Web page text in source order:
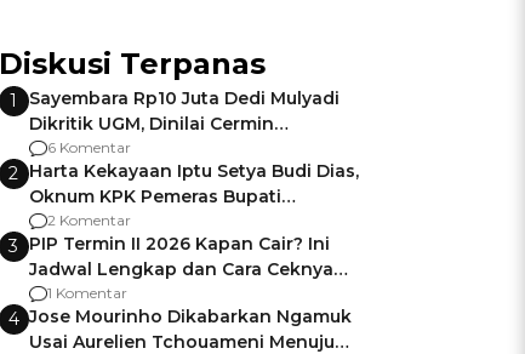
Diskusi Terpanas
1
Sayembara Rp10 Juta Dedi Mulyadi
Dikritik UGM, Dinilai Cermin
Gagalnya Negara Jamin Keamanan
6 Komentar
2 Harta Kekayaan Iptu Setya Budi Dias,
Oknum KPK Pemeras Bupati
Pemalang
2 Komentar
3 PIP Termin II 2026 Kapan Cair? Ini
Jadwal Lengkap dan Cara Ceknya
agar Dana Tidak Hangus!
1 Komentar
4 Jose Mourinho Dikabarkan Ngamuk
Usai Aurelien Tchouameni Menuju